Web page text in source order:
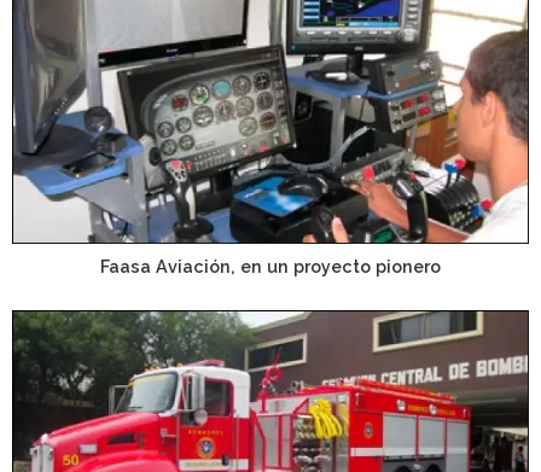
Faasa Aviación, en un proyecto pionero